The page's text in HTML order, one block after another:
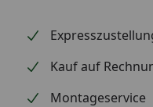
Kauf auf
Montageservice